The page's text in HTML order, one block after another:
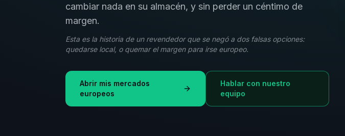
cambiar nada en su almacén, y sin perder un céntimo de
margen.
Esta es la historia de un revendedor que se negó a dos falsas opciones:
quedarse local, o quemar el margen para irse europeo.
Abrir mis mercados
europeos
Hablar con nuestro
equipo